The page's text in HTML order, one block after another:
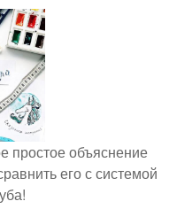
простое объяснение
его с системой